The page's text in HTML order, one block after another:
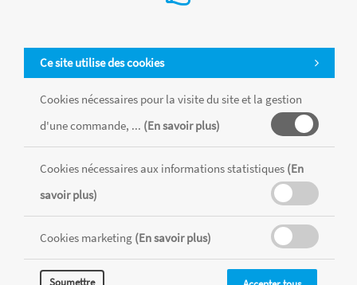
Ce site utilise des cookies
Cookies nécessaires pour la visite du site et la gestion
d'une commande, ... (En savoir plus)
Cookies nécessaires aux informations statistiques (En
savoir plus)
Cookies marketing (En savoir plus)
Soumettre
Tous les produits sont vendus dans la limite des stocks disponibles de
chaque magasin, toutes taxes comprises.
CONDITIONS GÉNÉRALES